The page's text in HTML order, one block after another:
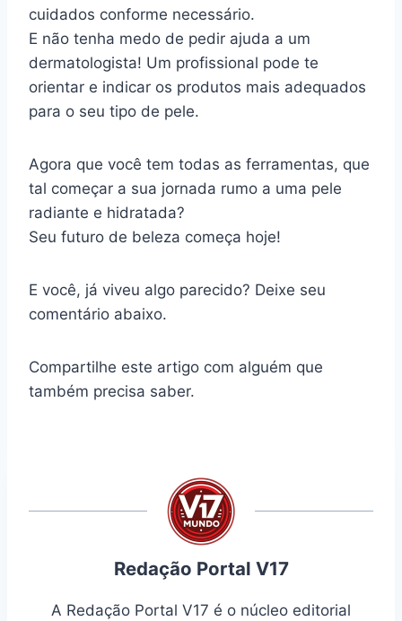
cuidados conforme necessário.
E não tenha medo de pedir ajuda a um
dermatologista! Um profissional pode te
orientar e indicar os produtos mais adequados
para o seu tipo de pele.
Agora que você tem todas as ferramentas, que
tal começar a sua jornada rumo a uma pele
radiante e hidratada?
Seu futuro de beleza começa hoje!
E você, já viveu algo parecido? Deixe seu
comentário abaixo.
Compartilhe este artigo com alguém que
também precisa saber.
Redação Portal V17
A Redação Portal V17 é o núcleo editorial